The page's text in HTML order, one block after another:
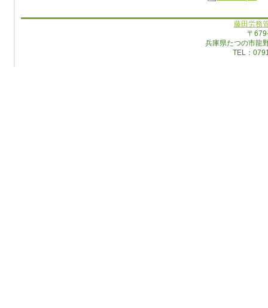
藤田労務
〒
兵庫県たつの市龍
TEL：